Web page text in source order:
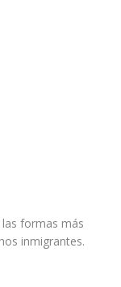
formas más
inmigrantes.